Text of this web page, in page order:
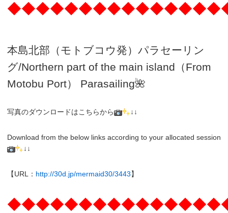
本島北部（モトブコウ発）パラセーリン
グ/Northern part of the main island（From
Motobu Port）
Parasailing🌺
写真のダウンロードはこちらから ↓↓
Download from the below links according to your allocated session
↓↓
【URL： http://30d.jp/mermaid30/3443】